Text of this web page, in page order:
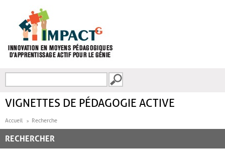
FORMULAIRE DE
VIGNETTES DE PÉDAGOGIE ACTIVE
Accueil Recherche
RECHERCHER